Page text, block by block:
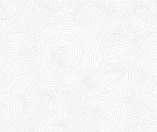
Băng Keo
Mã sản phẩm: BKT1.2kg
Hot
Dây rút nhựa trắng và đen
15cm, 4*150
10,000 VNĐ 12,000 VNĐ
Combo 60 cây băng keo
trong 200Y 1.8kg